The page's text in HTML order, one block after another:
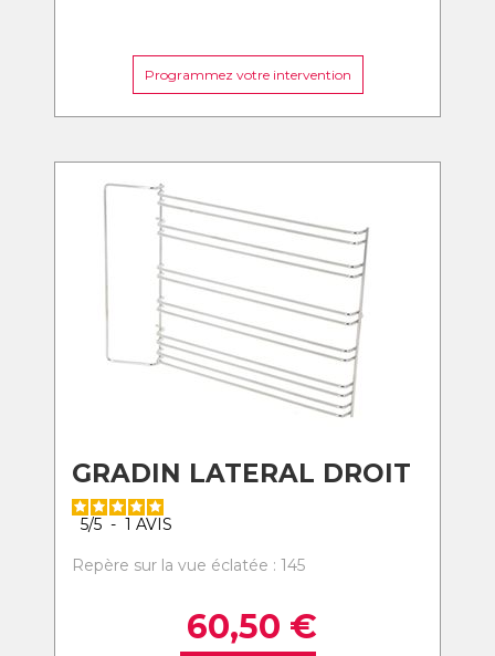
Programmez votre intervention
GRADIN LATERAL DROIT
5/5 - 1 AVIS
Repère sur la vue éclatée : 145
60,50 €